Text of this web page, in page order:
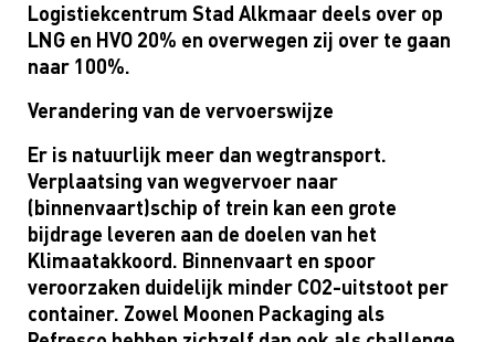
Logistiekcentrum Stad Alkmaar deels over op
LNG en HVO 20% en overwegen zij over te gaan
naar 100%.
Verandering van de vervoerswijze
Er is natuurlijk meer dan wegtransport.
Verplaatsing van wegvervoer naar
(binnenvaart)schip of trein kan een grote
bijdrage leveren aan de doelen van het
Klimaatakkoord. Binnenvaart en spoor
veroorzaken duidelijk minder CO2-uitstoot per
container. Zowel Moonen Packaging als